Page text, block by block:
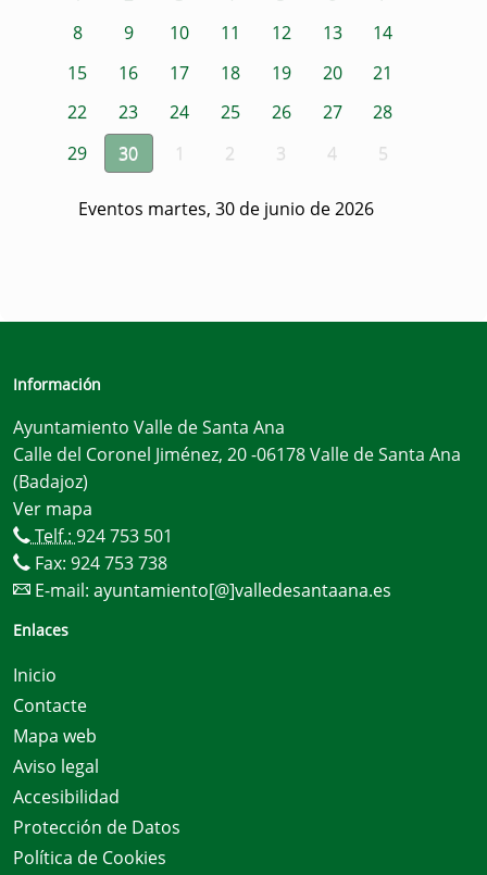
8
9 10 11 12 13
14
15
16 17 18 19 20
21
22
23 24 25 26 27
28
29
30 1 2 3 4 5
Eventos martes, 30 de junio de 2026
Información
Ayuntamiento Valle de Santa Ana
Calle del Coronel Jiménez, 20 -06178 Valle de Santa Ana
(Badajoz)
Ver mapa
Telf.: 924 753 501
Fax: 924 753 738
E-mail: ayuntamiento[@]valledesantaana.es
Enlaces
Inicio
Contacte
Mapa web
Aviso legal
Accesibilidad
Protección de Datos
Política de Cookies